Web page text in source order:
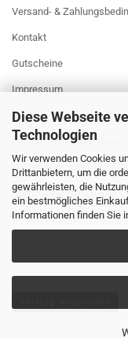
Diese Webseite
Technologien
Wir verwenden Cookies
Drittanbietern, um die
gewährleisten, die
ein bestmögliches
Informationen finden Sie
Versand- &
Kontakt
Gutscheine
Impressum
AGB
Privatsphäre und
Datenschutzerklärung
RUNDGANG IM LADEN
Cookie Einstellungen